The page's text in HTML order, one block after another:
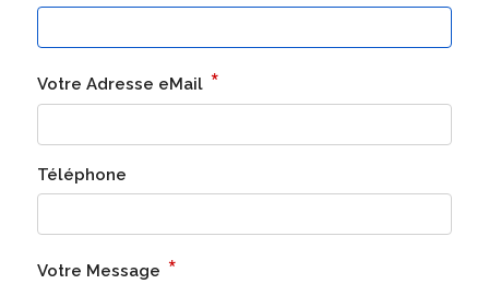
Votre Adresse eMail *
Téléphone
Votre Message *